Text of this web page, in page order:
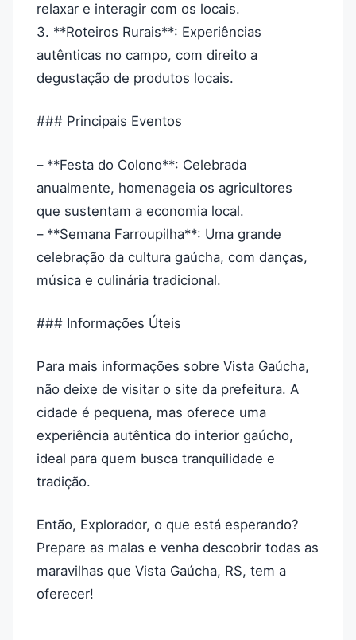
relaxar e interagir com os locais.
3. **Roteiros Rurais**: Experiências
autênticas no campo, com direito a
degustação de produtos locais.
### Principais Eventos
– **Festa do Colono**: Celebrada
anualmente, homenageia os agricultores
que sustentam a economia local.
– **Semana Farroupilha**: Uma grande
celebração da cultura gaúcha, com danças,
música e culinária tradicional.
### Informações Úteis
Para mais informações sobre Vista Gaúcha,
não deixe de visitar o site da prefeitura. A
cidade é pequena, mas oferece uma
experiência autêntica do interior gaúcho,
ideal para quem busca tranquilidade e
tradição.
Então, Explorador, o que está esperando?
Prepare as malas e venha descobrir todas as
maravilhas que Vista Gaúcha, RS, tem a
oferecer!